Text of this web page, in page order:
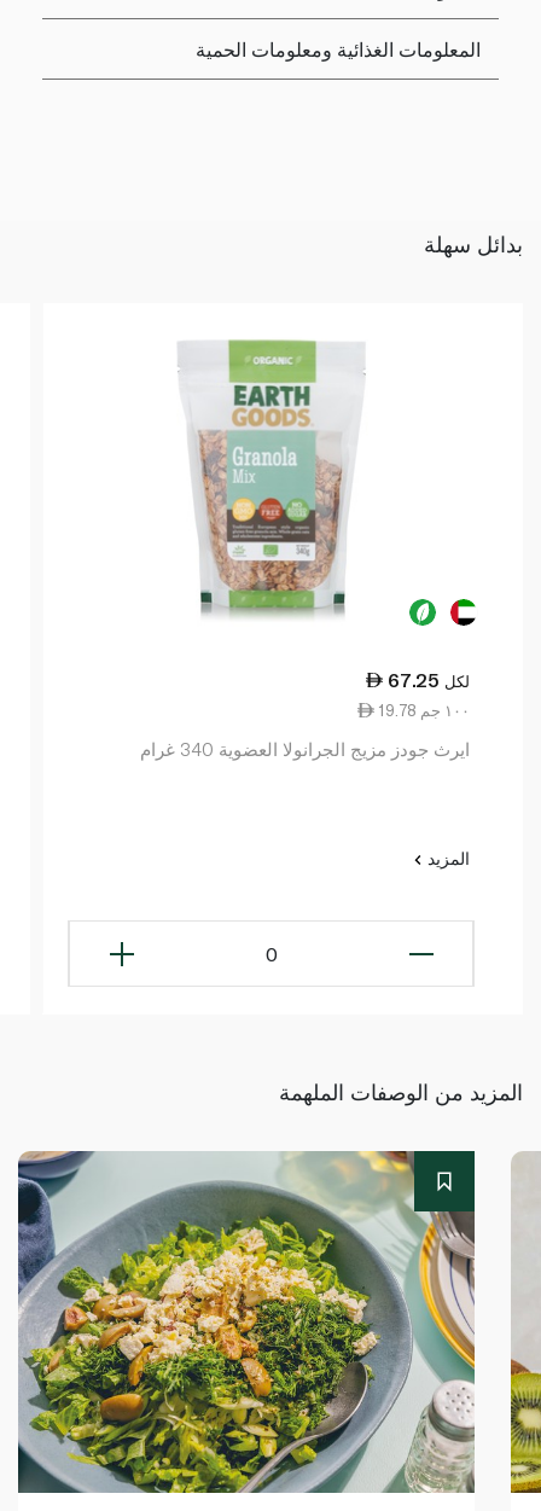
المعلومات الغذائية ومعلومات الحمية
بدائل سهلة
67.25 لكل
19.78 ١٠٠ جم
ايرث جودز مزيج الجرانولا العضوية 340 غرام
المزيد
0
المزيد من الوصفات الملهمة